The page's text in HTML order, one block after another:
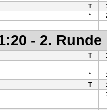
T
*
- 2. Runde
T
*
T